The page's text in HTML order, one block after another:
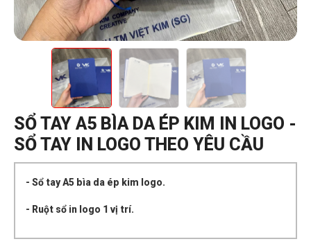
SỔ TAY A5 BÌA DA ÉP KIM IN LOGO -
SỔ TAY IN LOGO THEO YÊU CẦU
- Sổ tay A5 bìa da ép kim logo.
- Ruột sổ in logo 1 vị trí.